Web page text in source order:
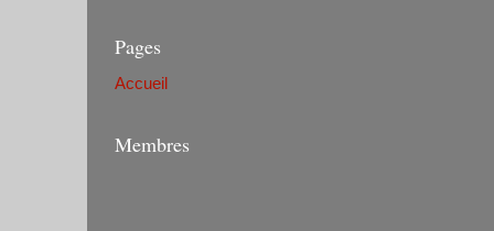
Pages
Accueil
Membres